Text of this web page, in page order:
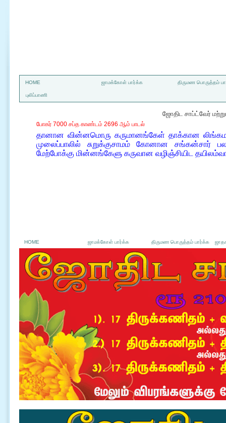
HOME ஜாமக்கோள் பார்க்க திருமண பொருத்தம்
புலிப்பாணி
ஜோதிட சாப்ட்வேர்
போகர் 7000 சப்த காண்டம் 2696 ஆம் பாடல்
தானான வின்னமொரு கருமானங்கேள் தாக்கான
முலைப்பாலில் சுறுக்குசாமம் கோனான சங்கன்சார்
மேற்போக்கு மின்னங்கேளு கருவான வழிஞ்சியிட
HOME ஜாமக்கோள் பார்க்க திருமண பொருத்தம் பார்க்க